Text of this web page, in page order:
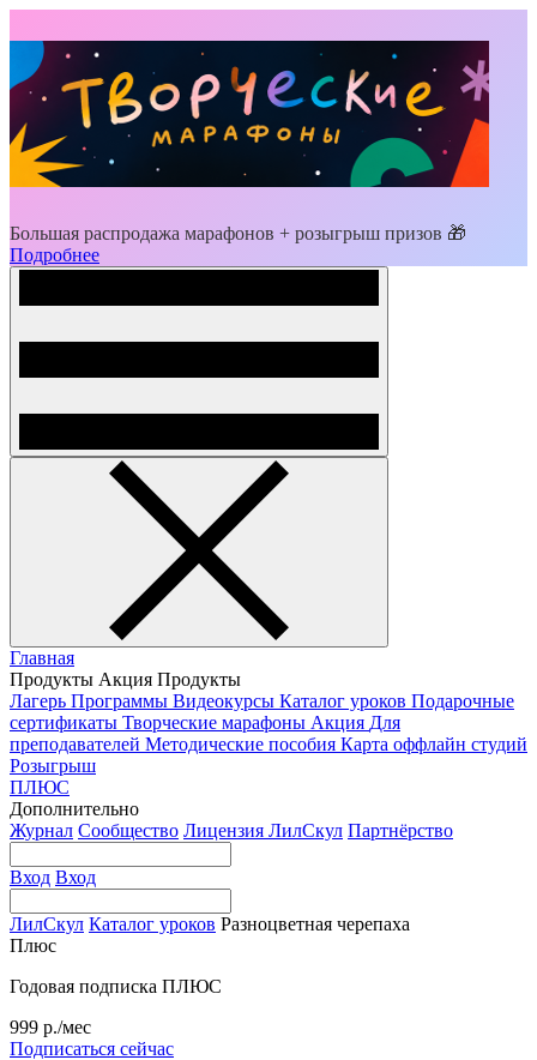
Большая распродажа марафонов + розыгрыш призов 🎁
Подробнее
Главная
Продукты Акция Продукты
Лагерь Программы Видеокурсы Каталог уроков Подарочные
сертификаты Творческие марафоны Акция Для
преподавателей Методические пособия Карта оффлайн студий
Розыгрыш
ПЛЮС
Дополнительно
Журнал Сообщество Лицензия ЛилСкул Партнёрство
Вход Вход
ЛилСкул Каталог уроков Разноцветная черепаха
Плюс
Годовая подписка ПЛЮС
999 р./мес
Подписаться сейчас